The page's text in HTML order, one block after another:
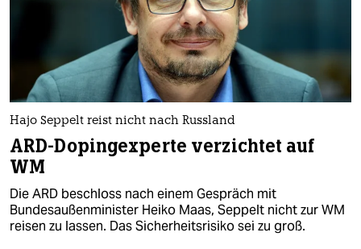
Hajo Seppelt reist nicht nach Russland
ARD-Dopingexperte verzichtet auf
WM
Die ARD beschloss nach einem Gespräch mit
Bundesaußenminister Heiko Maas, Seppelt nicht zur WM
reisen zu lassen. Das Sicherheitsrisiko sei zu groß.